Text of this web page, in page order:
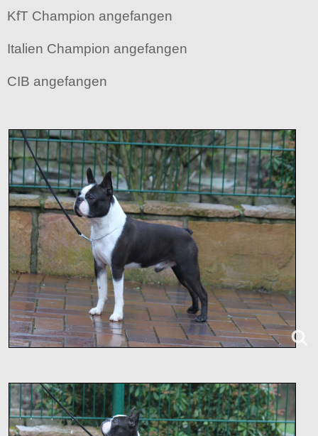
KfT Champion angefangen
Italien Champion angefangen
CIB angefangen